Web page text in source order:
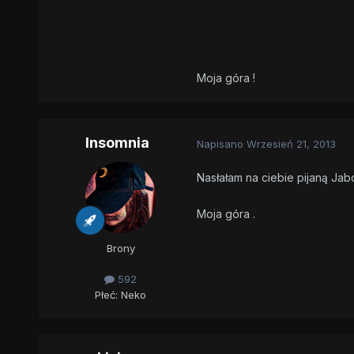
Moja góra !
Insomnia
Brony
592
Płeć: Neko
Napisano Wrzesień 21, 2013
Nasłałam na ciebie pijaną
Moja góra .